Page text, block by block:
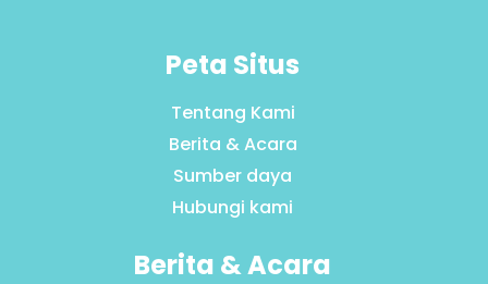
Peta Situs
Tentang Kami
Berita & Acara
Sumber daya
Hubungi kami
Berita & Acara